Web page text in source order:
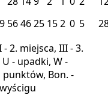
564625 152 0 5
2. miejsca, III - 3.
- upadki, W -
punktów, Bon. -